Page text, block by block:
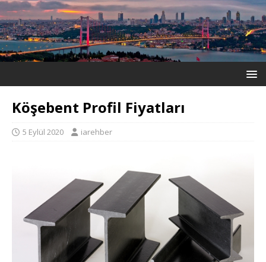
Köşebent Profil Fiyatları
5 Eylül 2020 iarehber